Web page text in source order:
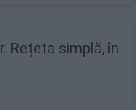
Rețeta simplă, în